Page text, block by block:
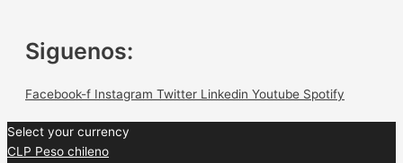
Siguenos:
Facebook-f Instagram Twitter Linkedin Youtube Spotify
Select your currency
CLP Peso chileno